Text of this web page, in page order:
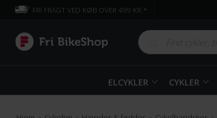
FRI FRAGT VED KØB OVER 499 KR.*
ELCYKLER CYKLER